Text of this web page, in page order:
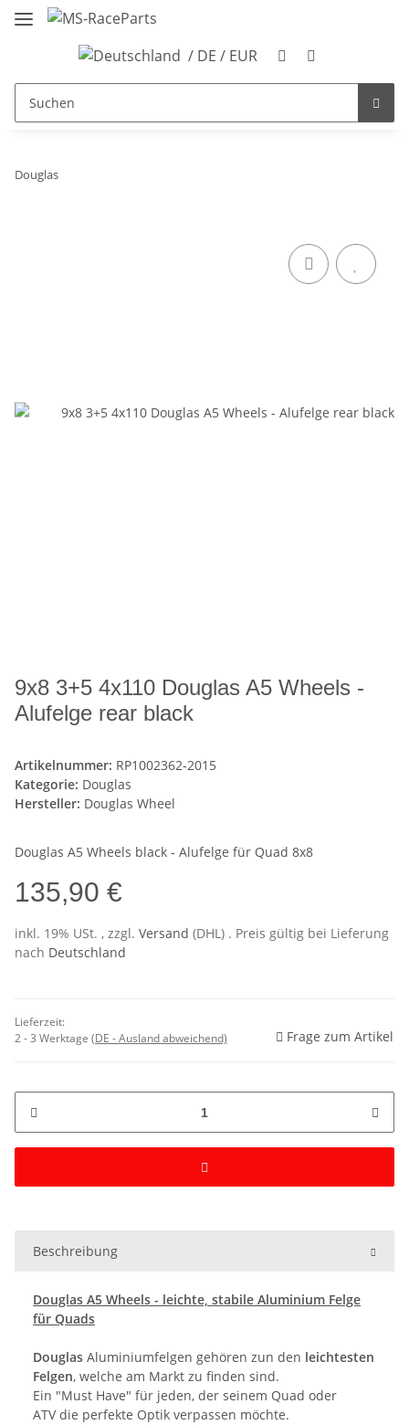
/ DE / EUR
Douglas
9x8 3+5 4x110 Douglas A5 Wheels -
Alufelge rear black
Artikelnummer: RP1002362-2015
Kategorie: Douglas
Hersteller: Douglas Wheel
Douglas A5 Wheels black - Alufelge für Quad 8x8
135,90 €
inkl. 19% USt. , zzgl. Versand (DHL) . Preis gültig bei Lieferung
nach Deutschland
Lieferzeit:
2 - 3 Werktage (DE - Ausland abweichend) Frage zum Artikel
Beschreibung
Douglas A5 Wheels - leichte, stabile Aluminium Felge
für Quads
Douglas Aluminiumfelgen gehören zun den leichtesten
Felgen, welche am Markt zu finden sind.
Ein "Must Have" für jeden, der seinem Quad oder
ATVdie perfekte Optik verpassen möchte.